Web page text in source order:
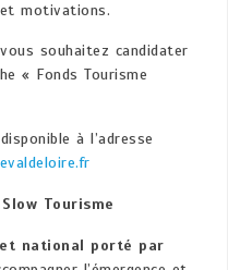
motivations.
souhaitez candidater
« Fonds Tourisme
à l’adresse
Tourisme
national porté par